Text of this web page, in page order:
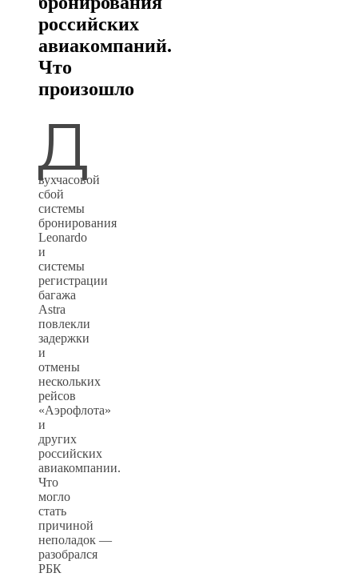
российских
авиакомпаний.
Что
произошло
Д
вухчасовой
сбой
системы
бронирования
Leonardo
и
системы
регистрации
багажа
Astra
повлекли
задержки
и
отмены
нескольких
рейсов
«Аэрофлота»
и
других
российских
авиакомпании.
Что
могло
стать
причиной
неполадок —
разобрался
РБК